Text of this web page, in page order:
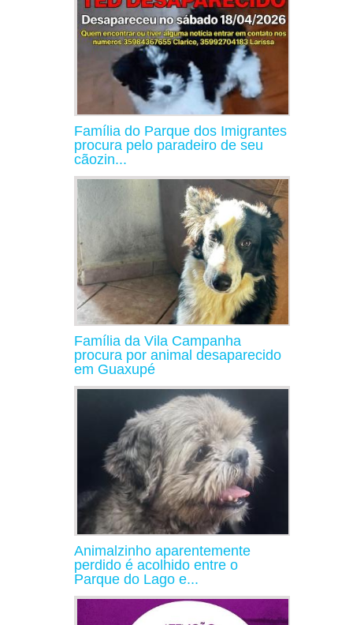
Família do Parque dos Imigrantes
procura pelo paradeiro de seu
cãozin...
Família da Vila Campanha
procura por animal desaparecido
em Guaxupé
Animalzinho aparentemente
perdido é acolhido entre o
Parque do Lago e...